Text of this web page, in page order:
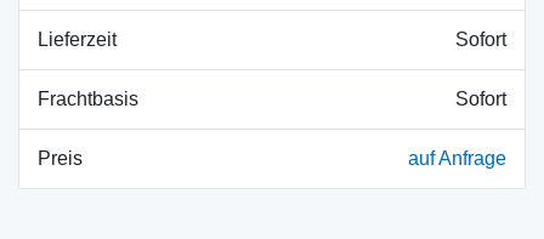
Lieferzeit Sofort
Frachtbasis Sofort
Preis auf Anfrage